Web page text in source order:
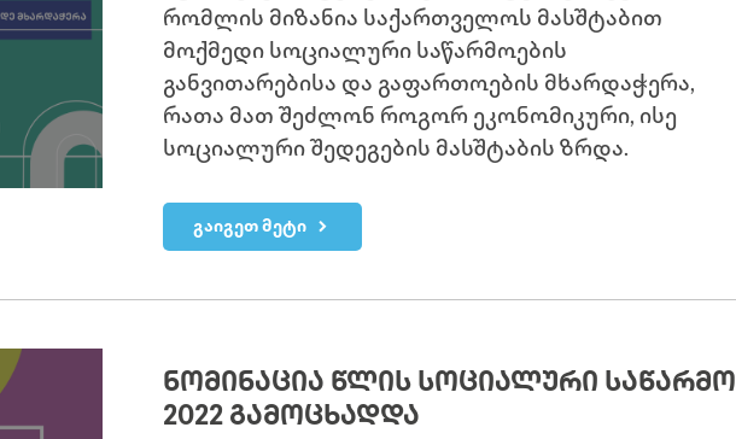
რომლის მიზანია საქართველოს მასშტაბით
მოქმედი სოციალური საწარმოების
განვითარებისა და გაფართოების მხარდაჭერა,
რათა მათ შეძლონ როგორ ეკონომიკური, ისე
სოციალური შედეგების მასშტაბის ზრდა.
გაიგეთ მეტი
ᲜᲝᲛᲘᲜᲐᲪᲘᲐ ᲬᲚᲘᲡ ᲡᲝᲪᲘᲐᲚᲣᲠᲘ ᲡᲐᲬᲐᲠᲛᲝ
2022 ᲒᲐᲛᲝᲪᲮᲐᲓᲓᲐ